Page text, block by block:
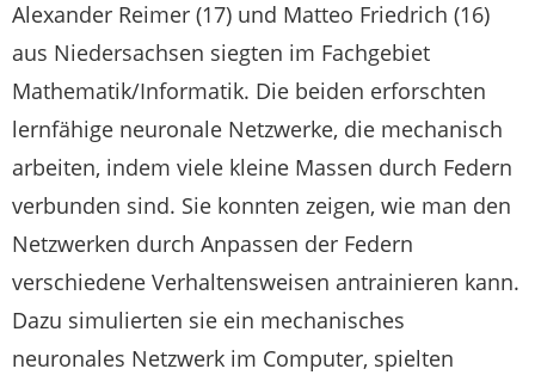
Alexander Reimer (17) und Matteo Friedrich (16)
aus Niedersachsen siegten im Fachgebiet
Mathematik/Informatik. Die beiden erforschten
lernfähige neuronale Netzwerke, die mechanisch
arbeiten, indem viele kleine Massen durch Federn
verbunden sind. Sie konnten zeigen, wie man den
Netzwerken durch Anpassen der Federn
verschiedene Verhaltensweisen antrainieren kann.
Dazu simulierten sie ein mechanisches
neuronales Netzwerk im Computer, spielten